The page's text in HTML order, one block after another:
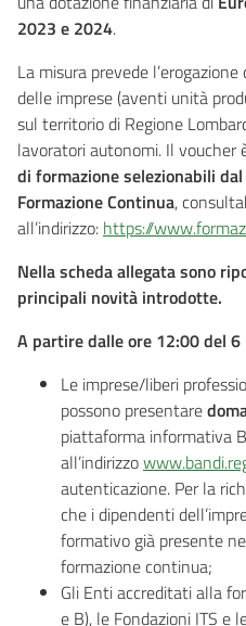
2023 e 2024.
La misura prevede l’erogazione
delle imprese (aventi unità
sul territorio di Regione
lavoratori autonomi. Il voucher
di formazione selezionabili
Formazione Continua,
all’indirizzo: https://
Nella scheda allegata sono
principali novità introdotte.
A partire dalle ore 12:00 del
Le imprese/liberi
possono presentare
piattaforma informativa
all’indirizzo
autenticazione. Per la
che i dipendenti
formativo già presente
formazione continua;
Gli Enti accreditati alla
e B), le Fondazioni ITS e